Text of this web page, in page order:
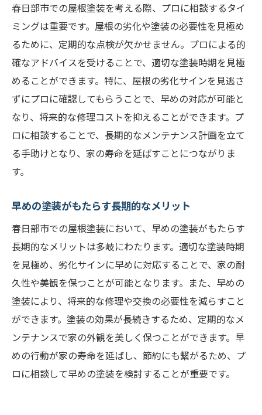
春日部市での屋根塗装を考える際、プロに相談するタイ
ミングは重要です。屋根の劣化や塗装の必要性を見極め
るために、定期的な点検が欠かせません。プロによる的
確なアドバイスを受けることで、適切な塗装時期を見極
めることができます。特に、屋根の劣化サインを見逃さ
ずにプロに確認してもらうことで、早めの対応が可能と
なり、将来的な修理コストを抑えることができます。プ
ロに相談することで、長期的なメンテナンス計画を立て
る手助けとなり、家の寿命を延ばすことにつながりま
す。
早めの塗装がもたらす長期的なメリット
春日部市での屋根塗装において、早めの塗装がもたらす
長期的なメリットは多岐にわたります。適切な塗装時期
を見極め、劣化サインに早めに対応することで、家の耐
久性や美観を保つことが可能となります。また、早めの
塗装により、将来的な修理や交換の必要性を減らすこと
ができます。塗装の効果が長続きするため、定期的なメ
ンテナンスで家の外観を美しく保つことができます。早
めの行動が家の寿命を延ばし、節約にも繋がるため、プ
ロに相談して早めの塗装を検討することが重要です。